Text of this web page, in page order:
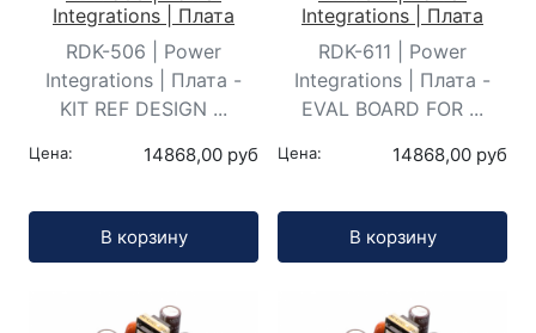
Integrations | Плата
RDK-506 | Power
Integrations | Плата -
KIT REF DESIGN ...
Цена: 14868,00 руб
В корзину
Integrations | Плата
RDK-611 | Power
Integrations | Плата -
EVAL BOARD FOR ...
Цена: 14868,00 руб
В корзину